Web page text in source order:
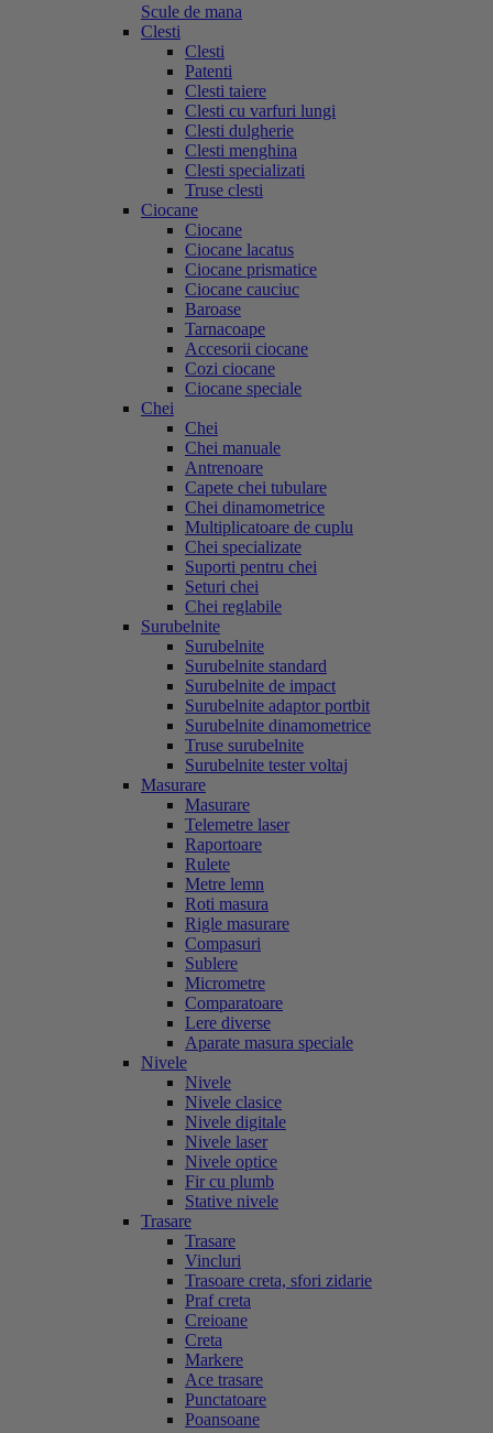
Scule de mana
Clesti
Clesti
Patenti
Clesti taiere
Clesti cu varfuri lungi
Clesti dulgherie
Clesti menghina
Clesti specializati
Truse clesti
Ciocane
Ciocane
Ciocane lacatus
Ciocane prismatice
Ciocane cauciuc
Baroase
Tarnacoape
Accesorii ciocane
Cozi ciocane
Ciocane speciale
Chei
Chei
Chei manuale
Antrenoare
Capete chei tubulare
Chei dinamometrice
Multiplicatoare de cuplu
Chei specializate
Suporti pentru chei
Seturi chei
Chei reglabile
Surubelnite
Surubelnite
Surubelnite standard
Surubelnite de impact
Surubelnite adaptor portbit
Surubelnite dinamometrice
Truse surubelnite
Surubelnite tester voltaj
Masurare
Masurare
Telemetre laser
Raportoare
Rulete
Metre lemn
Roti masura
Rigle masurare
Compasuri
Sublere
Micrometre
Comparatoare
Lere diverse
Aparate masura speciale
Nivele
Nivele
Nivele clasice
Nivele digitale
Nivele laser
Nivele optice
Fir cu plumb
Stative nivele
Trasare
Trasare
Vincluri
Trasoare creta, sfori zidarie
Praf creta
Creioane
Creta
Markere
Ace trasare
Punctatoare
Poansoane